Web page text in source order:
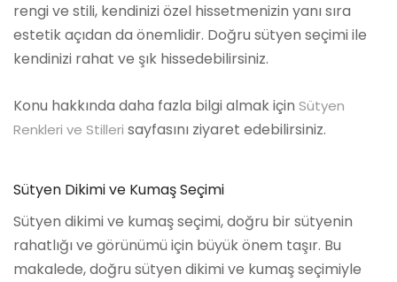
rengi ve stili, kendinizi özel hissetmenizin yanı sıra
estetik açıdan da önemlidir. Doğru sütyen seçimi ile
kendinizi rahat ve şık hissedebilirsiniz.
Konu hakkında daha fazla bilgi almak için Sütyen
Renkleri ve Stilleri sayfasını ziyaret edebilirsiniz.
Sütyen Dikimi ve Kumaş Seçimi
Sütyen dikimi ve kumaş seçimi, doğru bir sütyenin
rahatlığı ve görünümü için büyük önem taşır. Bu
makalede, doğru sütyen dikimi ve kumaş seçimiyle